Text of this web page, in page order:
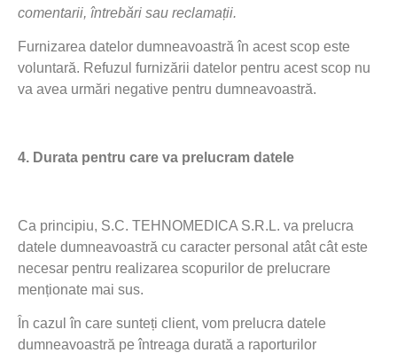
comentarii, întrebări sau reclamații.
Furnizarea datelor dumneavoastră în acest scop este
voluntară. Refuzul furnizării datelor pentru acest scop nu
va avea urmări negative pentru dumneavoastră.
4. Durata pentru care va prelucram datele
Ca principiu, S.C. TEHNOMEDICA S.R.L. va prelucra
datele dumneavoastră cu caracter personal atât cât este
necesar pentru realizarea scopurilor de prelucrare
menționate mai sus.
În cazul în care sunteți client, vom prelucra datele
dumneavoastră pe întreaga durată a raporturilor